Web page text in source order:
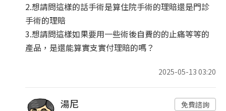
2.想請問這樣的話手術是算住院手術的理賠還是門診
手術的理賠
3.想請問這樣如果要用一些術後自費的的止痛等等的
產品，是還能算實支實付理賠的嗎？
2025-05-13 03:20
湯尼 免費諮詢